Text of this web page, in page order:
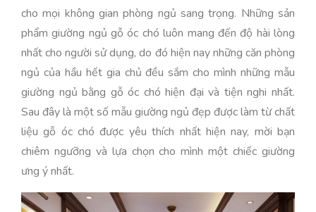
cho mọi không gian phòng ngủ sang trọng. Những sản
phẩm giường ngủ gỗ óc chó luôn mang đến độ hài lòng
nhất cho người sử dụng, do đó hiện nay những căn phòng
ngủ của hầu hết gia chủ đều sắm cho mình những mẫu
giường ngủ bằng gỗ óc chó hiện đại và tiện nghi nhất.
Sau đây là một số mẫu giường ngủ đẹp được làm từ chất
liệu gỗ óc chó được yêu thích nhất hiện nay, mời bạn
chiêm ngưỡng và lựa chọn cho mình một chiếc giường
ưng ý nhất.